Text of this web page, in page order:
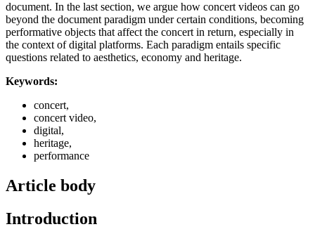
document. In the last section, we argue how concert videos can go
beyond the document paradigm under certain conditions, becoming
performative objects that affect the concert in return, especially in
the context of digital platforms. Each paradigm entails specific
questions related to aesthetics, economy and heritage.
Keywords:
concert,
concert video,
digital,
heritage,
performance
Article body
Introduction